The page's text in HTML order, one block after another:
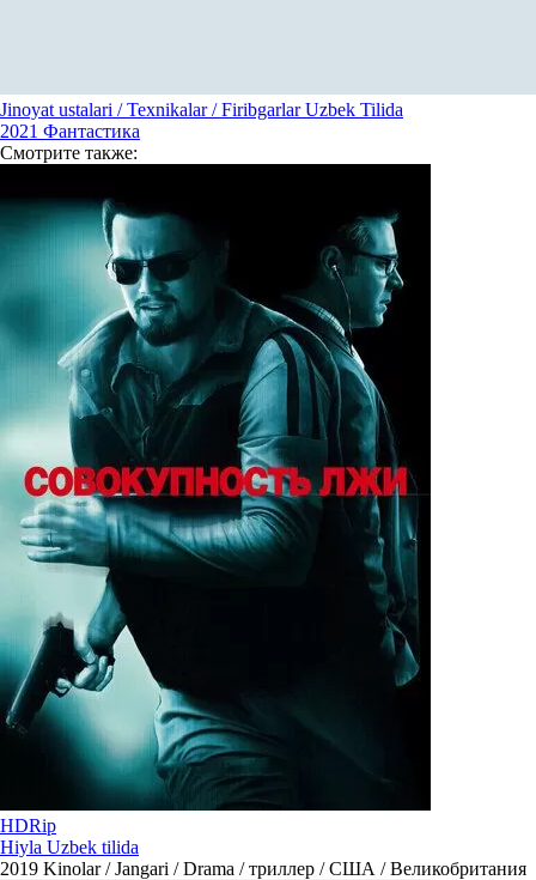
Jinoyat ustalari / Texnikalar / Firibgarlar Uzbek Tilida
2021 Фантастика
Смотрите также:
HDRip
Hiyla Uzbek tilida
2019 Kinolar / Jangari / Drama / триллер / США / Великобритания